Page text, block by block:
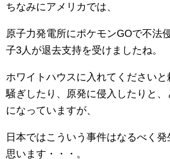
ちなみにアメリカでは、
原子力発電所にポケモンGOで不法
子3人が退去支持を受けましたね。
ホワイトハウスに入れてください
騒ぎしたり、原発に侵入したりと、
になっていますが、
日本ではこういう事件はなるべく
思います・・・。